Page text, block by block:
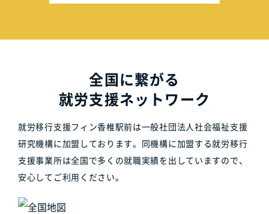
全国に繋がる
就労支援ネットワーク
就労移行支援フィン香椎駅前は一般社団法人社会福祉支援
研究機構に加盟しております。同機構に加盟する就労移行
支援事業所は全国で多くの就職実績を出していますので、
安心してご利用ください。